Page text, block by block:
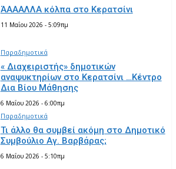
ΆΑΑΑΛΛΑ κόλπα στο Κερατσίνι
11 Μαΐου 2026 - 5:09πμ
Παραδημοτικά
« Διαχειριστής» δημοτικών
αναψυκτηρίων στο Κερατσίνι …Κέντρο
Δια Βίου Μάθησης
6 Μαΐου 2026 - 6:00πμ
Παραδημοτικά
Τι άλλο θα συμβεί ακόμη στο Δημοτικό
Συμβούλιο Αγ. Βαρβάρας;
6 Μαΐου 2026 - 5:10πμ